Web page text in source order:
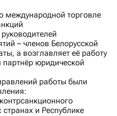
международной торговле
– членов Белорусской
а возглавляет её работу
юридической
работы были
и Республике